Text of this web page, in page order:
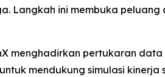
Langkah ini membuka
menghadirkan pertukaran
mendukung simulasi kinerja